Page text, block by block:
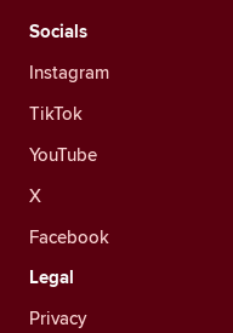
Socials
Instagram
TikTok
YouTube
X
Facebook
Legal
Privacy